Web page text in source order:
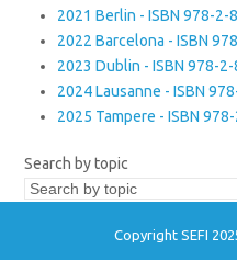
2021 Berlin - ISBN 978-2-
2022 Barcelona - ISBN
2023 Dublin - ISBN 978-
2024 Lausanne - ISBN
2025 Tampere - ISBN
Search by topic
Copyright SEFI